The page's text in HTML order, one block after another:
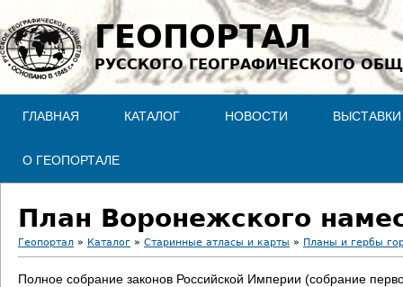
Jump to navigation
ГЕОПОРТАЛ
РУССКОГО ГЕОГРАФИЧЕСКОГО
ГЛАВНАЯ КАТАЛОГ НОВОСТИ ВЫСТАВКИ
О ГЕОПОРТАЛЕ
План Воронежского
В
Геопортал » Каталог » Старинные атласы и карты » Планы и гербы
Полное собрание законов Российской Империи (собрание